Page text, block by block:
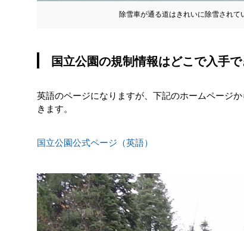
除雪車が通る道はきれいに除雪されて
国立公園の規制情報はどこで入手で
英語のページになりますが、下記のホームページ
きます。
国立公園公式ページ（英語）